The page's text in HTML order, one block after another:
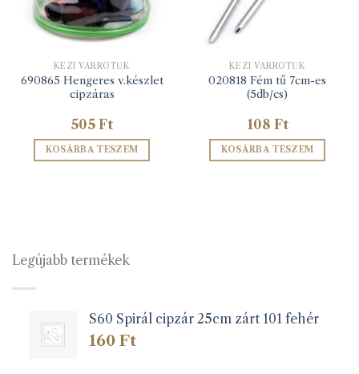
KÉZI VARRÓTŰK
690865 Hengeres v.készlet
cipzáras
505 Ft
KOSÁRBA TESZEM
KÉZI VARRÓTŰK
020818 Fém tű 7cm-es
(5db/cs)
108 Ft
KOSÁRBA TESZEM
Legújabb termékek
S60 Spirál cipzár 25cm zárt 101 fehér
160 Ft